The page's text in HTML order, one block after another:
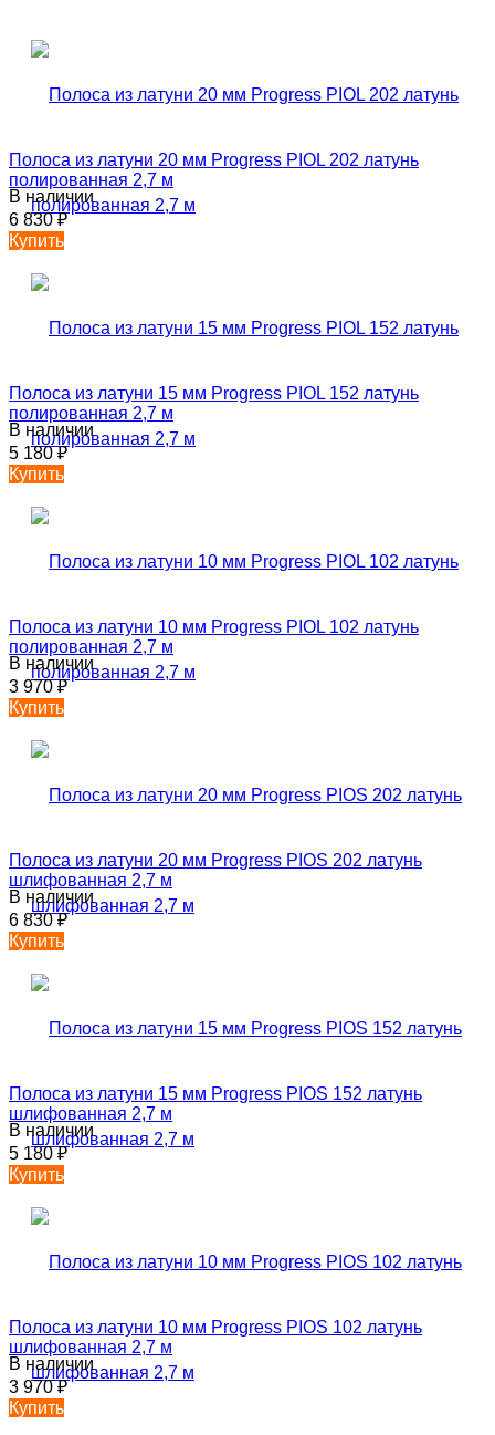
Полоса из латуни 20 мм Progress PIOL 202 латунь
полированная 2,7 м
В наличии
6 830₽
Купить
Полоса из латуни 15 мм Progress PIOL 152 латунь
полированная 2,7 м
В наличии
5 180₽
Купить
Полоса из латуни 10 мм Progress PIOL 102 латунь
полированная 2,7 м
В наличии
3 970₽
Купить
Полоса из латуни 20 мм Progress PIOS 202 латунь
шлифованная 2,7 м
В наличии
6 830₽
Купить
Полоса из латуни 15 мм Progress PIOS 152 латунь
шлифованная 2,7 м
В наличии
5 180₽
Купить
Полоса из латуни 10 мм Progress PIOS 102 латунь
шлифованная 2,7 м
В наличии
3 970₽
Купить